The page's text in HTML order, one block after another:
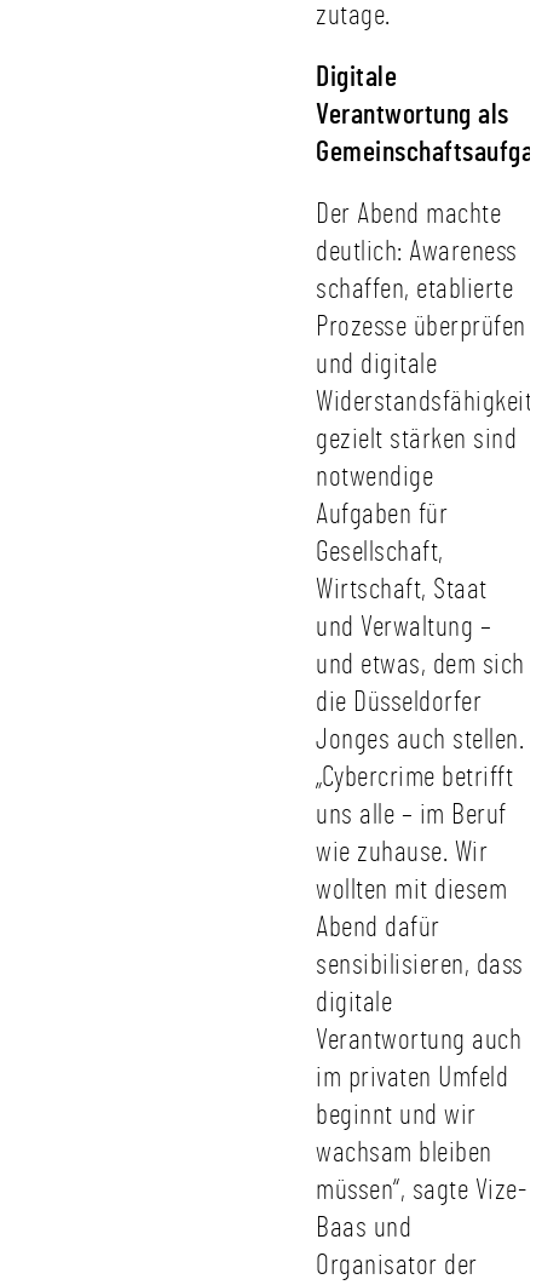
zutage.
Digitale
Verantwortung als
Der Abend machte
deutlich: Awareness
schaffen, etablierte
Prozesse überprüfen
und digitale
Widerstandsfähigkeit
gezielt stärken sind
notwendige
Aufgaben für
Gesellschaft,
Wirtschaft, Staat
und Verwaltung –
und etwas, dem sich
die Düsseldorfer
Jonges auch stellen.
„Cybercrime betrifft
uns alle – im Beruf
wie zuhause. Wir
wollten mit diesem
Abend dafür
sensibilisieren, dass
digitale
Verantwortung auch
im privaten Umfeld
beginnt und wir
wachsam bleiben
müssen“, sagte Vize-
Baas und
Organisator der